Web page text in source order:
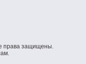
права защищены.